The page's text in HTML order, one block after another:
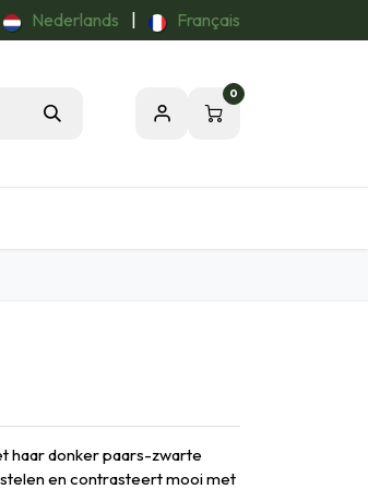
Nederlands Français
0
haar donker paars-zwarte
en contrasteert mooi met